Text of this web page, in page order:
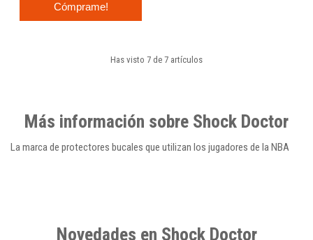
Cómprame!
Has visto 7 de 7 artículos
Más información sobre Shock Doctor
La marca de protectores bucales que utilizan los jugadores de la NBA
Novedades en Shock Doctor